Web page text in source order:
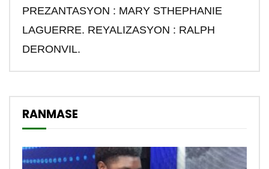
PREZANTASYON : MARY STHEPHANIE
LAGUERRE. REYALIZASYON : RALPH
DERONVIL.
RANMASE